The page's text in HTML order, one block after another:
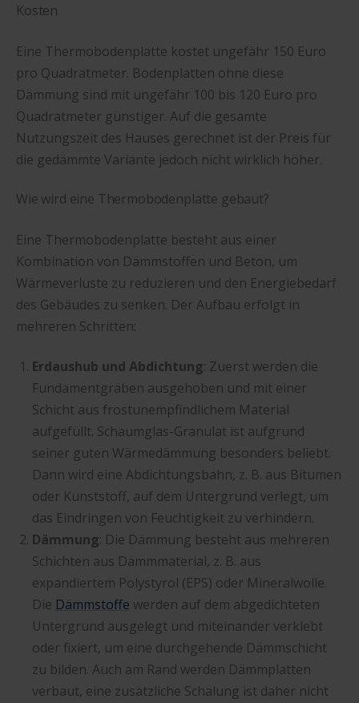
Kosten
Eine Thermobodenplatte kostet ungefähr 150 Euro
pro Quadratmeter. Bodenplatten ohne diese
Dämmung sind mit ungefähr 100 bis 120 Euro pro
Quadratmeter günstiger. Auf die gesamte
Nutzungszeit des Hauses gerechnet ist der Preis für
die gedämmte Variante jedoch nicht wirklich höher.
Wie wird eine Thermobodenplatte gebaut?
Eine Thermobodenplatte besteht aus einer
Kombination von Dämmstoffen und Beton, um
Wärmeverluste zu reduzieren und den Energiebedarf
des Gebäudes zu senken. Der Aufbau erfolgt in
mehreren Schritten:
Erdaushub und Abdichtung: Zuerst werden die
Fundamentgräben ausgehoben und mit einer
Schicht aus frostunempfindlichem Material
aufgefüllt. Schaumglas-Granulat ist aufgrund
seiner guten Wärmedämmung besonders beliebt.
Dann wird eine Abdichtungsbahn, z. B. aus Bitumen
oder Kunststoff, auf dem Untergrund verlegt, um
das Eindringen von Feuchtigkeit zu verhindern.
Dämmung: Die Dämmung besteht aus mehreren
Schichten aus Dämmmaterial, z. B. aus
expandiertem Polystyrol (EPS) oder Mineralwolle.
Die Dämmstoffe werden auf dem abgedichteten
Untergrund ausgelegt und miteinander verklebt
oder fixiert, um eine durchgehende Dämmschicht
zu bilden. Auch am Rand werden Dämmplatten
verbaut, eine zusätzliche Schalung ist daher nicht